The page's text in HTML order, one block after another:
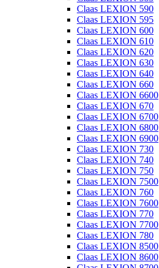
Claas LEXION 590
Claas LEXION 595
Claas LEXION 600
Claas LEXION 610
Claas LEXION 620
Claas LEXION 630
Claas LEXION 640
Claas LEXION 660
Claas LEXION 6600
Claas LEXION 670
Claas LEXION 6700
Claas LEXION 6800
Claas LEXION 6900
Claas LEXION 730
Claas LEXION 740
Claas LEXION 750
Claas LEXION 7500
Claas LEXION 760
Claas LEXION 7600
Claas LEXION 770
Claas LEXION 7700
Claas LEXION 780
Claas LEXION 8500
Claas LEXION 8600